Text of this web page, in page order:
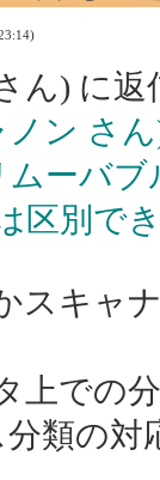
ん) に返
ン さ
ムーバ
区別で
スキャ
上での
類の